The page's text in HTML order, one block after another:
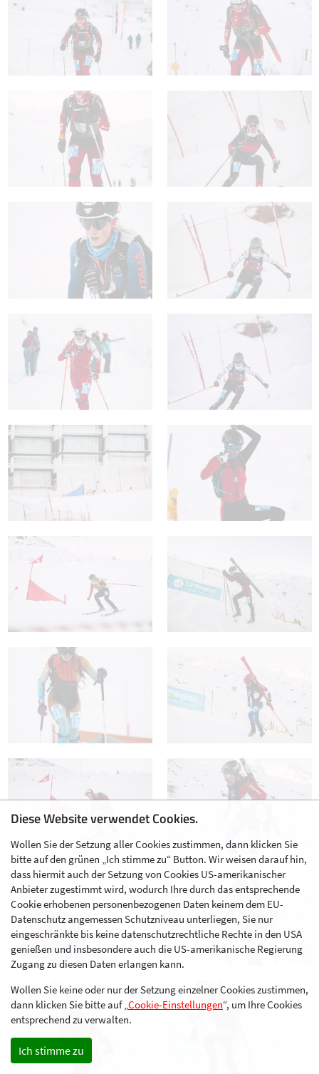
Diese Website verwendet Cookies.
Wollen Sie der Setzung aller Cookies zustimmen, dann klicken Sie
bitte auf den grünen „Ich stimme zu“ Button. Wir weisen darauf hin,
dass hiermit auch der Setzung von Cookies US-amerikanischer
Anbieter zugestimmt wird, wodurch Ihre durch das entsprechende
Cookie erhobenen personenbezogenen Daten keinem dem EU-
Datenschutz angemessen Schutzniveau unterliegen, Sie nur
eingeschränkte bis keine datenschutzrechtliche Rechte in den USA
genießen und insbesondere auch die US-amerikanische Regierung
Zugang zu diesen Daten erlangen kann.
Wollen Sie keine oder nur der Setzung einzelner Cookies zustimmen,
dann klicken Sie bitte auf „Cookie-Einstellungen“, um Ihre Cookies
entsprechend zu verwalten.
Ich stimme zu